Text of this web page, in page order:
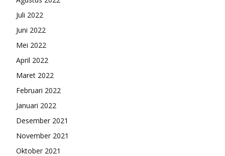
Juli 2022
Juni 2022
Mei 2022
April 2022
Maret 2022
Februari 2022
Januari 2022
Desember 2021
November 2021
Oktober 2021